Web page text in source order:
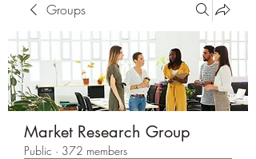
Groups
Market Research Group
Public · 372 members